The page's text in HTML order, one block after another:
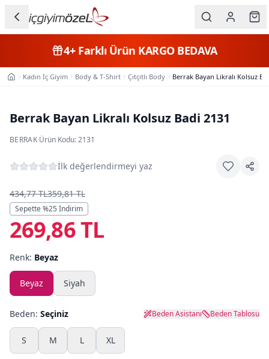
Kategorileri
Çocuk
Fantazi
Büyük
Beden
Markalar
Plaj & Mayo
Yazlık Pijama
Kampanyalar
Yeni Gelenler
4+Farklı Ürün KARGO BEDAVA
Ana SayfaKadın İç Giyim Body & T-Shirt Çıtçıtlı Body Berrak Bayan Likralı Kolsuz
Berrak Bayan Likralı Kolsuz Badi 2131
BERRAK·Ürün Kodu:2131
İlk değerlendirmeyi yaz
434,77 TL359,81 TL
Sepette %25 İndirim
269,86 TL
Renk: Beyaz
Beyaz Siyah
Beden: Seçiniz Beden Asistanı Beden Tablosu
S M L XL